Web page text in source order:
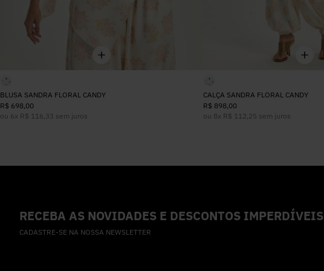
BLUSA SANDRA FLORAL CANDY
R$ 698,00
ou 6x R$ 116, 33 sem juros
CALÇA SANDRA FLORAL CANDY
R$ 898,00
ou 8x R$ 112,25 sem juros
RECEBA AS NOVIDADES E DESCONTOS IMPERDÍVEIS
CADASTRE-SE NA NOSSA NEWSLETTER